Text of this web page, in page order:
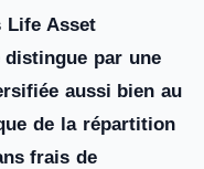
Life Asset
distingue par une
aussi bien au
de la répartition
frais de